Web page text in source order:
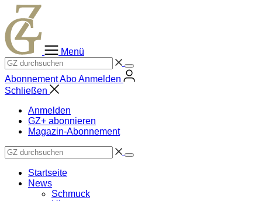
Zum
Inhalt
springen
Menü
AbonnementAboAnmelden
Schließen
Anmelden
GZ+ abonnieren
Magazin-Abonnement
Startseite
News
Schmuck